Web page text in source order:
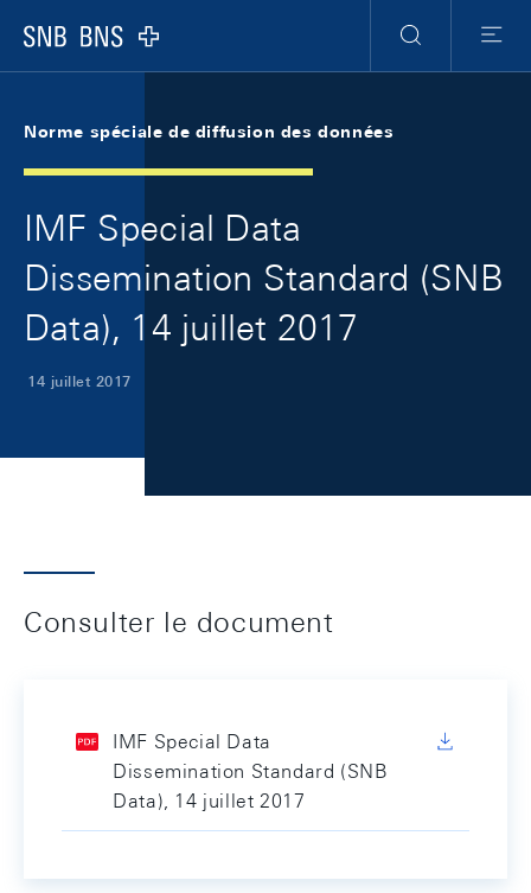
Logo
RechercheMenu
Norme spéciale de diffusion des données
IMF Special Data
Dissemination Standard (SNB
Data), 14 juillet 2017
14 juillet 2017
Consulter le document
IMF Special Data
Dissemination Standard (SNB
Data), 14 juillet 2017